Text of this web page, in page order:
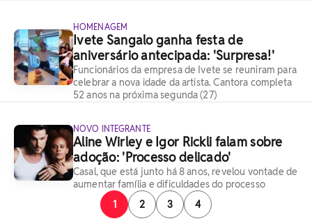
HOMENAGEM
Ivete Sangalo ganha festa de
aniversário antecipada: 'Surpresa!'
Funcionários da empresa de Ivete se reuniram para
celebrar a nova idade da artista. Cantora completa
52 anos na próxima segunda (27)
NOVO INTEGRANTE
Aline Wirley e Igor Rickli falam sobre
adoção: 'Processo delicado'
Casal, que está junto há 8 anos, revelou vontade de
aumentar família e dificuldades do processo
1
2 3 4